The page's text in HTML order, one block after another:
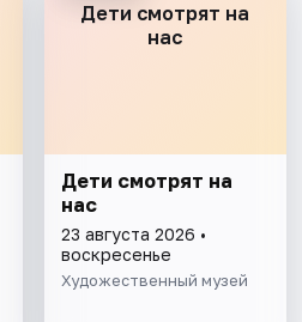
Дети смотрят на
нас
Дети смотрят на
нас
23 августа 2026 •
воскресенье
Художественный музей